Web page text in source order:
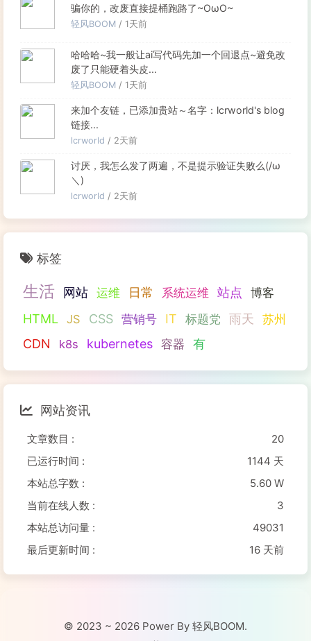
骗你的，改废直接提桶跑路了~OωO~
轻风BOOM / 1天前
哈哈哈~我一般让ai写代码先加一个回退点~避免改
废了只能硬着头皮...
轻风BOOM / 1天前
来加个友链，已添加贵站～名字：lcrworld's blog
链接...
lcrworld / 2天前
讨厌，我怎么发了两遍，不是提示验证失败么(/ω
＼)
lcrworld / 2天前
标签
生活 网站 运维 日常 系统运维 站点 博客
HTML JS CSS 营销号 IT 标题党 雨天 苏州
CDN k8s kubernetes 容器 有
网站资讯
文章数目 :
20
已运行时间 :
1144 天
本站总字数 :
5.60 W
当前在线人数 :
3
本站总访问量 :
49031
最后更新时间 :
16 天前
© 2023 ~ 2026 Power By 轻风BOOM.